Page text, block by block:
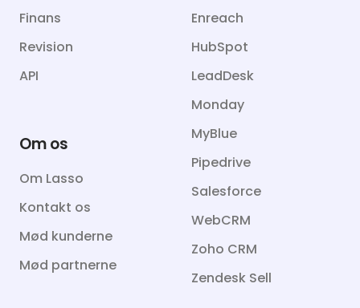
Finans
Revision
API
Enreach
HubSpot
LeadDesk
Monday
MyBlue
Pipedrive
Salesforce
WebCRM
Zoho CRM
Zendesk Sell
Om os
Om Lasso
Kontakt os
Mød kunderne
Mød partnerne